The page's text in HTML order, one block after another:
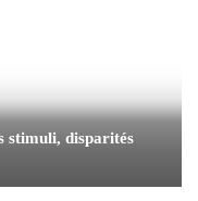
stimuli, disparités